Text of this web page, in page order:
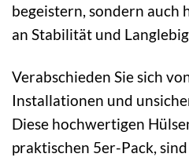
begeistern, sondern auch
an Stabilität und
Verabschieden Sie sich
Installationen und
Diese hochwertigen
praktischen 5er-Pack,